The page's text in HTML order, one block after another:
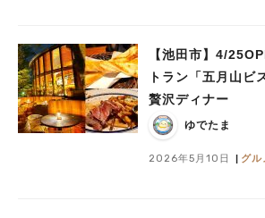
【池田市】4/
トラン「五月山ビ
贅沢ディナー
ゆでたま
2026年5月10日 グル